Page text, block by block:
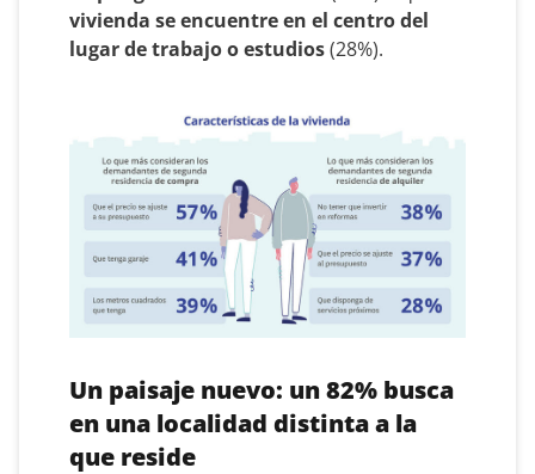
vivienda se encuentre en el centro del
lugar de trabajo o estudios(28%).
Un paisaje nuevo: un 82% busca
en una localidad distinta a la
que reside